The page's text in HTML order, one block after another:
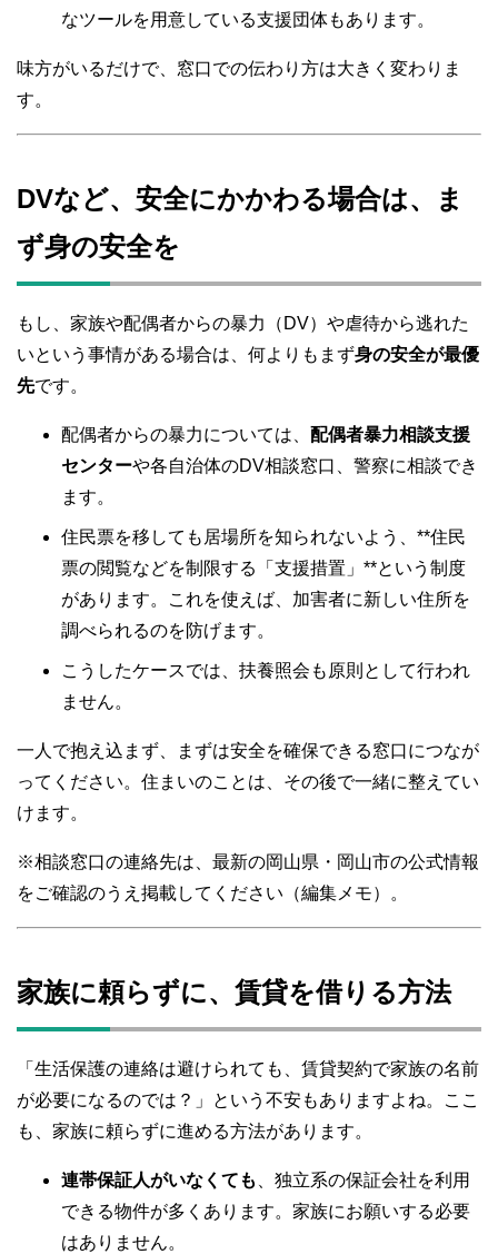
なツールを用意している支援団体もあります。
味方がいるだけで、窓口での伝わり方は大きく変わりま
す。
DVなど、安全にかかわる場合は、ま
ず身の安全を
もし、家族や配偶者からの暴力（DV）や虐待から逃れた
いという事情がある場合は、何よりもまず身の安全が最優
先です。
配偶者からの暴力については、 配偶者暴力相談支援
センターや各自治体のDV相談窓口、警察に相談でき
ます。
住民票を移しても居場所を知られないよう、**住民
票の閲覧などを制限する「支援措置」**という制度
があります。これを使えば、加害者に新しい住所を
調べられるのを防げます。
こうしたケースでは、扶養照会も原則として行われ
ません。
一人で抱え込まず、まずは安全を確保できる窓口につなが
ってください。住まいのことは、その後で一緒に整えてい
けます。
※相談窓口の連絡先は、最新の岡山県・岡山市の公式情報
をご確認のうえ掲載してください（編集メモ）。
家族に頼らずに、賃貸を借りる方法
「生活保護の連絡は避けられても、賃貸契約で家族の名前
が必要になるのでは？」という不安もありますよね。ここ
も、家族に頼らずに進める方法があります。
連帯保証人がいなくても
、独立系の保証会社を利用
できる物件が多くあります。家族にお願いする必要
はありません。